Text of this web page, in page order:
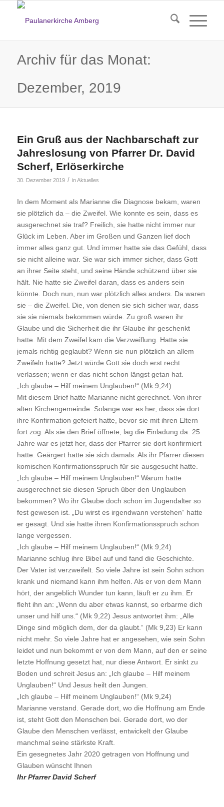
Archiv für das Monat:
Dezember, 2019
Ein Gruß aus der Nachbarschaft zur
Jahreslosung von Pfarrer Dr. David
Scherf, Erlöserkirche
30. Dezember 2019 / inAktuelles
In dem Moment als Marianne die Diagnose bekam, waren
sie plötzlich da – die Zweifel. Wie konnte es sein, dass es
ausgerechnet sie traf? Freilich, sie hatte nicht immer nur
Glück im Leben. Aber im Großen und Ganzen lief doch
immer alles ganz gut. Und immer hatte sie das Gefühl, dass
sie nicht alleine war. Sie war sich immer sicher, dass Gott
an ihrer Seite steht, und seine Hände schützend über sie
hält. Nie hatte sie Zweifel daran, dass es anders sein
könnte. Doch nun, nun war plötzlich alles anders. Da waren
sie – die Zweifel. Die, von denen sie sich sicher war, dass
sie sie niemals bekommen würde. Zu groß waren ihr
Glaube und die Sicherheit die ihr Glaube ihr geschenkt
hatte. Mit dem Zweifel kam die Verzweiflung. Hatte sie
jemals richtig geglaubt? Wenn sie nun plötzlich an allem
Zweifeln hatte? Jetzt würde Gott sie doch erst recht
verlassen; wenn er das nicht schon längst getan hat.
„Ich glaube – Hilf meinem Unglauben!“ (Mk 9,24)
Mit diesem Brief hatte Marianne nicht gerechnet. Von ihrer
alten Kirchengemeinde. Solange war es her, dass sie dort
ihre Konfirmation gefeiert hatte, bevor sie mit ihren Eltern
fort zog. Als sie den Brief öffnete, lag die Einladung da. 25
Jahre war es jetzt her, dass der Pfarrer sie dort konfirmiert
hatte. Geärgert hatte sie sich damals. Als ihr Pfarrer diesen
komischen Konfirmationsspruch für sie ausgesucht hatte.
„Ich glaube – Hilf meinem Unglauben!“ Warum hatte
ausgerechnet sie diesen Spruch über den Unglauben
bekommen? Wo ihr Glaube doch schon im Jugendalter so
fest gewesen ist. „Du wirst es irgendwann verstehen“ hatte
er gesagt. Und sie hatte ihren Konfirmationsspruch schon
lange vergessen.
„Ich glaube – Hilf meinem Unglauben!“ (Mk 9,24)
Marianne schlug ihre Bibel auf und fand die Geschichte.
Der Vater ist verzweifelt. So viele Jahre ist sein Sohn schon
krank und niemand kann ihm helfen. Als er von dem Mann
hört, der angeblich Wunder tun kann, läuft er zu ihm. Er
fleht ihn an: „Wenn du aber etwas kannst, so erbarme dich
unser und hilf uns.“ (Mk 9,22) Jesus antwortet ihm: „Alle
Dinge sind möglich dem, der da glaubt.“ (Mk 9,23) Er kann
nicht mehr. So viele Jahre hat er angesehen, wie sein Sohn
leidet und nun bekommt er von dem Mann, auf den er seine
letzte Hoffnung gesetzt hat, nur diese Antwort. Er sinkt zu
Boden und schreit Jesus an: „Ich glaube – Hilf meinem
Unglauben!“ Und Jesus heilt den Jungen.
„Ich glaube – Hilf meinem Unglauben!“ (Mk 9,24)
Marianne verstand. Gerade dort, wo die Hoffnung am Ende
ist, steht Gott den Menschen bei. Gerade dort, wo der
Glaube den Menschen verlässt, entwickelt der Glaube
manchmal seine stärkste Kraft.
Ein gesegnetes Jahr 2020 getragen von Hoffnung und
Glauben wünscht Ihnen
Ihr Pfarrer David Scherf